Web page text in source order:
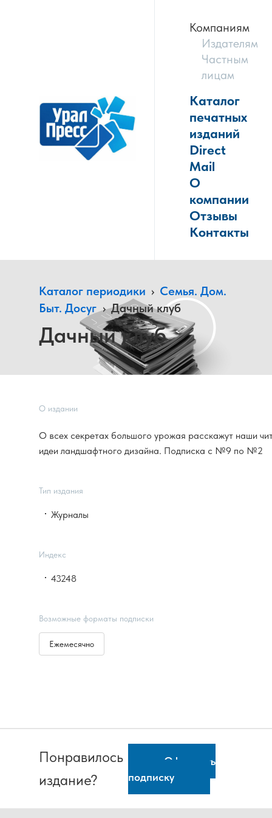
Компаниям
Издателям
Частным
лицам
Каталог
печатных
изданий
Direct
Mail
О
компании
Отзывы
Контакты
Каталог периодики › Семья. Дом.
Быт. Досуг › Дачный клуб
Дачный клуб
О издании
О всех секретах большого урожая расскажут наши
идеи ландшафтного дизайна. Подписка с №9 по №2
Тип издания
Журналы
Индекс
43248
Возможные форматы подписки
Ежемесячно
Понравилось
издание?
Оформить
подписку